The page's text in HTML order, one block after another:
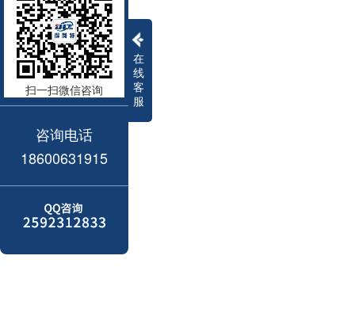
在
线
客
服
扫一扫微信咨询
咨询电话
18600631915